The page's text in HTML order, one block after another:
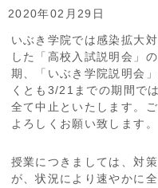
2020年02月29日
いぶき学院では感染拡大
した「高校入試説明会」
期、「いぶき学院説明会
くとも3/21までの期間で
全て中止といたします。
よろしくお願い致します。
授業につきましては、対
が、状況により速やかに